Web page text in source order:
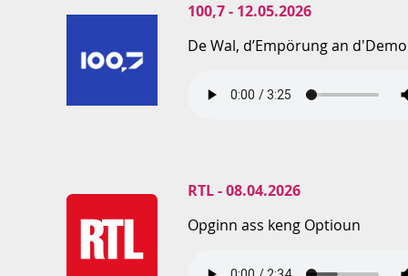
100,7 - 12.05.2026
De Wal, d’Empörung an
RTL - 08.04.2026
Opginn ass keng Optioun